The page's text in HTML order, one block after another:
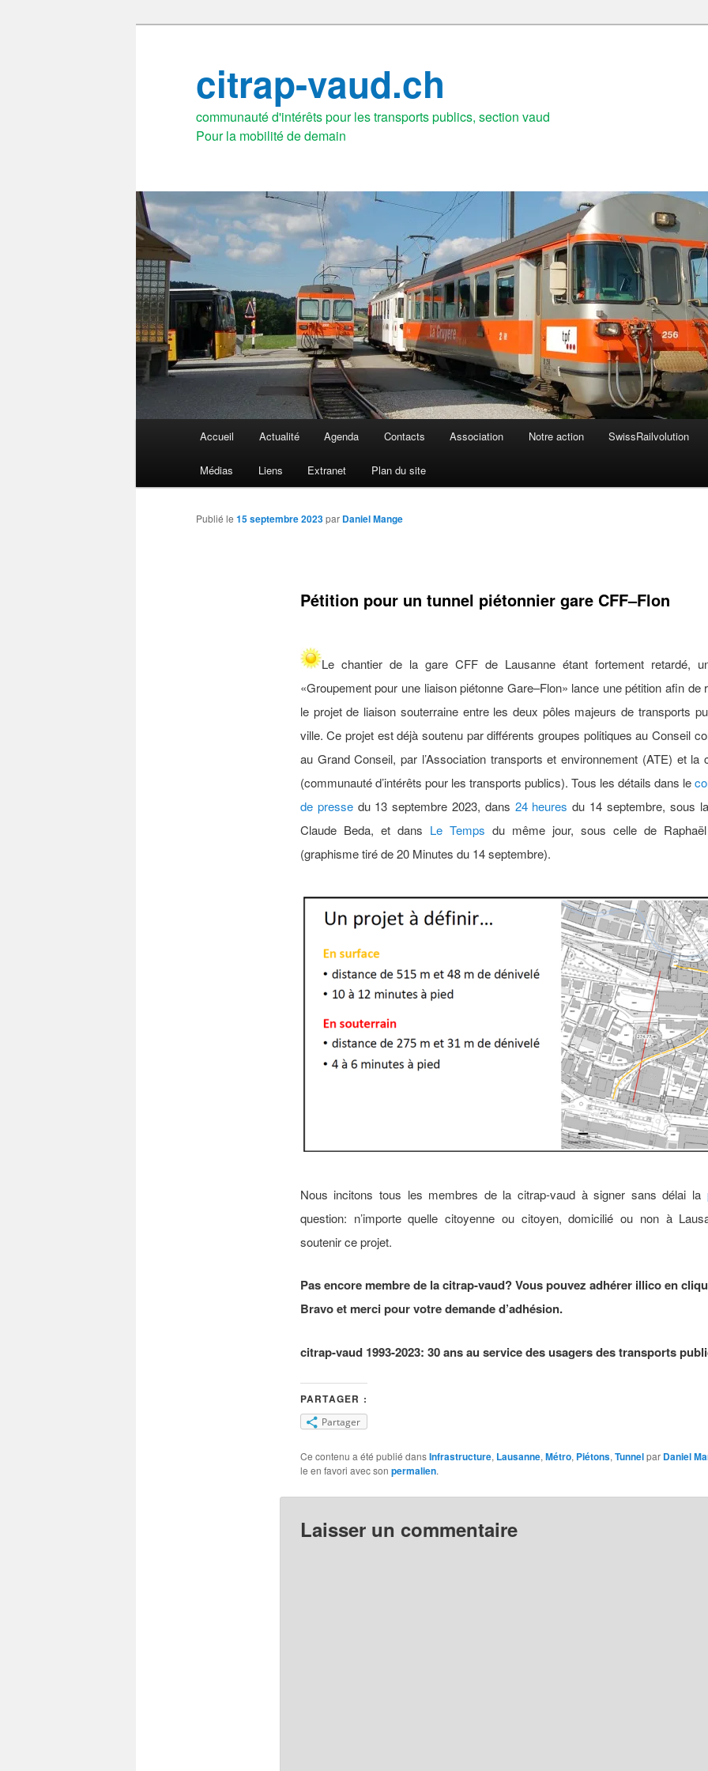
citrap-vaud.ch
communauté d'intérêts pour les transports publics, section vaud
Accueil Actualité Agenda Contacts Association Notre action SwissRailvolution
Médias Liens Extranet Plan du site
Pétition pour un tunnel piétonnier gare CFF–Flon
Publié le 15 septembre 2023par Daniel Mange
Le chantier de la gare CFF de Lausanne étant fortement retardé,
«Groupement pour une liaison piétonne Gare–Flon» lance une pétition afin de
le projet de liaison souterraine entre les deux pôles majeurs de transports
ville. Ceprojet est déjà soutenu par différents groupes politiques au Conseil
au Grand Conseil, par l’Association transports et environnement (ATE) et la
(communauté d’intérêts pour les transports publics). Tous les détails dans le
de pressedu 13 septembre 2023, dans 24 heures du 14 septembre, sous
Claude Beda, et dans Le Temps du même jour, sous celle de
(graphisme tiré de 20 Minutes du 14 septembre).
Nous incitons tous les membres de la citrap-vaud à signer sans délai la
question: n’importe quelle citoyenne ou citoyen, domicilié ou non à
soutenir ce projet.
Pas encore membre de la citrap-vaud? Vous pouvez adhérer illico en
Bravo et merci pour votre demande d’adhésion.
citrap-vaud 1993-2023: 30 ans au service des usagers des transports
PARTAGER :
Partager
Ce contenu a été publié dansInfrastructure, Lausanne, Métro, Piétons, Tunnelpar Daniel
le en favori avec son permalien.
Laisser un commentaire